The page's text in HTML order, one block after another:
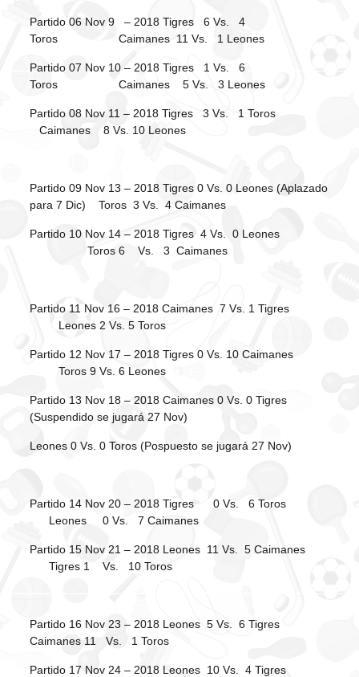
Partido 06 Nov 9 – 2018 Tigres 6 Vs. 4
Toros Caimanes 11 Vs. 1 Leones
Partido 07 Nov 10 – 2018 Tigres 1 Vs. 6
Toros Caimanes 5 Vs. 3 Leones
Partido 08 Nov 11 – 2018 Tigres 3 Vs. 1 Toros
Caimanes 8 Vs. 10 Leones
Partido 09 Nov 13 – 2018 Tigres 0 Vs. 0 Leones (Aplazado
para 7 Dic) Toros 3 Vs. 4 Caimanes
Partido 10 Nov 14 – 2018 Tigres 4 Vs. 0 Leones
Toros 6 Vs. 3 Caimanes
Partido 11 Nov 16 – 2018 Caimanes 7 Vs. 1 Tigres
Leones 2 Vs. 5 Toros
Partido 12 Nov 17 – 2018 Tigres 0 Vs. 10 Caimanes
Toros 9 Vs. 6 Leones
Partido 13 Nov 18 – 2018 Caimanes 0 Vs. 0 Tigres
(Suspendido se jugará 27 Nov)
Leones 0 Vs. 0 Toros (Pospuesto se jugará 27 Nov)
Partido 14 Nov 20 – 2018 Tigres 0 Vs. 6 Toros
Leones 0 Vs. 7 Caimanes
Partido 15 Nov 21 – 2018 Leones 11 Vs. 5 Caimanes
Tigres 1 Vs. 10 Toros
Partido 16 Nov 23 – 2018 Leones 5 Vs. 6 Tigres
Caimanes 11 Vs. 1 Toros
Partido 17 Nov 24 – 2018 Leones 10 Vs. 4 Tigres